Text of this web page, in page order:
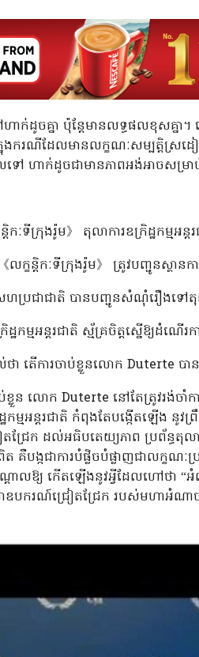
ក់ដូចគ្នា ប៉ុន្តែមានលទ្ធផលខុសគ្នា។ ត
ករណីដែលមានលក្ខណៈសម្បត្តិស្រដៀងគ្
ទៅ ហាក់ដូចជាមានភាពអង់អាចសម្រ
ទីក្រុងរ៉ូម》 តុលាការឧក្រិដ្ឋកម្មអន្ត
ក្ខន្តិកៈទីក្រុងរ៉ូម》 ត្រូវបញ្ជូនស្ថាន
ប្រជាជាតិ បានបញ្ជូនសំណុំរឿងទៅតុលា
ដ្ឋកម្មអន្តរជាតិ ស្ម័គ្រចិត្តស្នើឱ្យដំណ
ថា តើការចាប់ខ្លួនលោក Duterte ប
លួន លោក Duterte នៅតែត្រូវរង់ចាំក
ឋកម្មអន្តរជាតិ កំពុងតែបង្កើតឡើង
ជ្រែក ដល់អធិបតេយ្យភាព ប្រព័ន្ធតុល
បង្កជាការបំផ្លិចបំផ្លាញជាលក្ខណ
ាលឱ្យ កើតឡើងនូវអ្វីដែលហៅថា “អំ
ជាឧបករណ៍ជ្រៀតជ្រែក របស់មហាអំណ